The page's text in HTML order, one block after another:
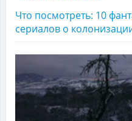
Что посмотреть: 10
сериалов о